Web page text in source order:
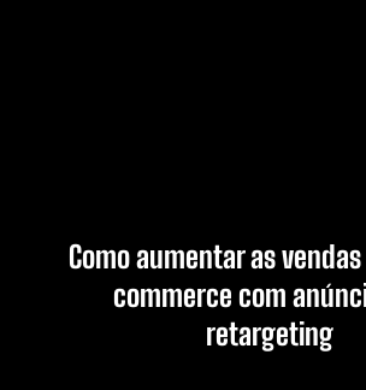
Como aumentar as
commerce com
retargeting